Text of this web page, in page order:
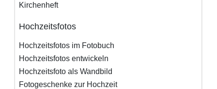
Kirchenheft
Hochzeitsfotos
Hochzeitsfotos im Fotobuch
Hochzeitsfotos entwickeln
Hochzeitsfoto als Wandbild
Fotogeschenke zur Hochzeit